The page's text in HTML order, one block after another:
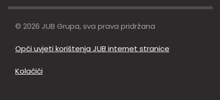
© 2026 JUB Grupa, sva prava pridržana
Opći uvjeti korištenja JUB internet stranice
Kolačići